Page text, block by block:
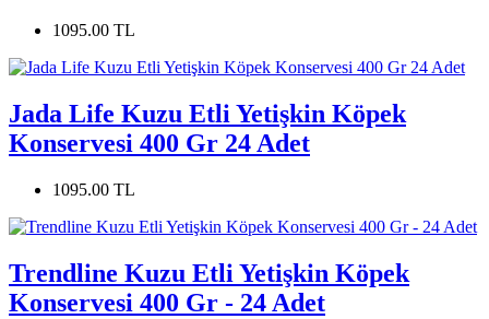
1095.00 TL
Jada Life Kuzu Etli Yetişkin Köpek
Konservesi 400 Gr 24 Adet
1095.00 TL
Trendline Kuzu Etli Yetişkin Köpek
Konservesi 400 Gr - 24 Adet